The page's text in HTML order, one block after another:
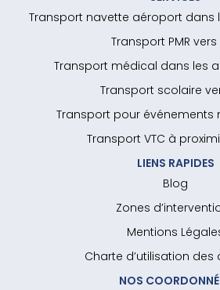
Transport navette aéroport dans
Transport PMR vers
Transport médical dans les
Transport scolaire
Transport pour événements
Transport VTC à
LIENS RAPIDES
Blog
Zones
Mentions
Charte d’utilisation des
NOS